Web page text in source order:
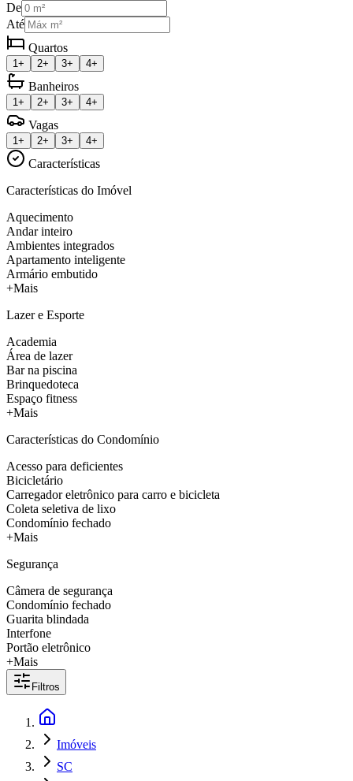
De
Até
Quartos
1+ 2+ 3+ 4+
Banheiros
1+ 2+ 3+ 4+
Vagas
1+ 2+ 3+ 4+
Características
Características do Imóvel
Aquecimento
Andar inteiro
Ambientes integrados
Apartamento inteligente
Armário embutido
+Mais
Lazer e Esporte
Academia
Área de lazer
Bar na piscina
Brinquedoteca
Espaço fitness
+Mais
Características do Condomínio
Acesso para deficientes
Bicicletário
Carregador eletrônico para carro e bicicleta
Coleta seletiva de lixo
Condomínio fechado
+Mais
Segurança
Câmera de segurança
Condomínio fechado
Guarita blindada
Interfone
Portão eletrônico
+Mais
Filtros
Imóveis
SC